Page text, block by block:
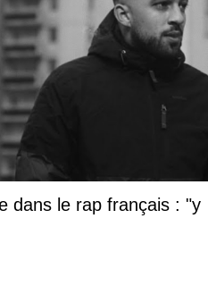
dans le rap français : "y